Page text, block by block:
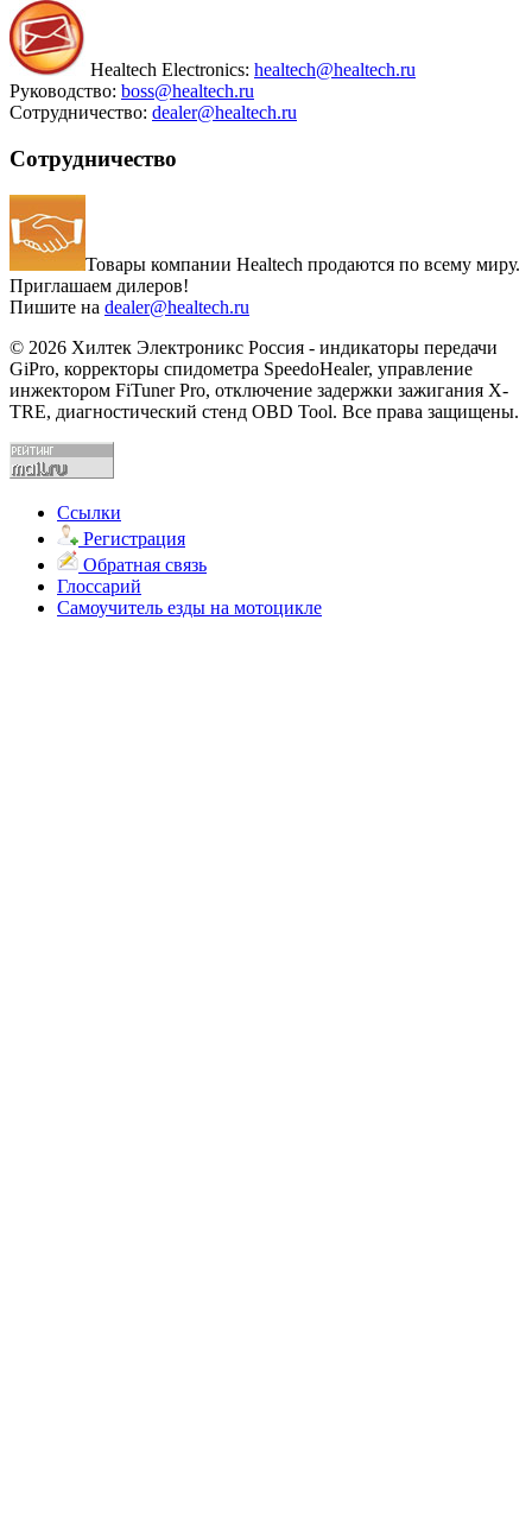
Healtech Electronics: healtech@healtech.ru
Руководство: boss@healtech.ru
Сотрудничество: dealer@healtech.ru
Сотрудничество
Товары компании Healtech продаются по всему миру.
Приглашаем дилеров!
Пишите на dealer@healtech.ru
© 2026 Хилтек Электроникс Россия - индикаторы передачи
GiPro, корректоры спидометра SpeedoHealer, управление
инжектором FiTuner Pro, отключение задержки зажигания X-
TRE, диагностический стенд OBD Tool. Все права защищены.
Ссылки
Регистрация
Обратная связь
Глоссарий
Самоучитель езды на мотоцикле